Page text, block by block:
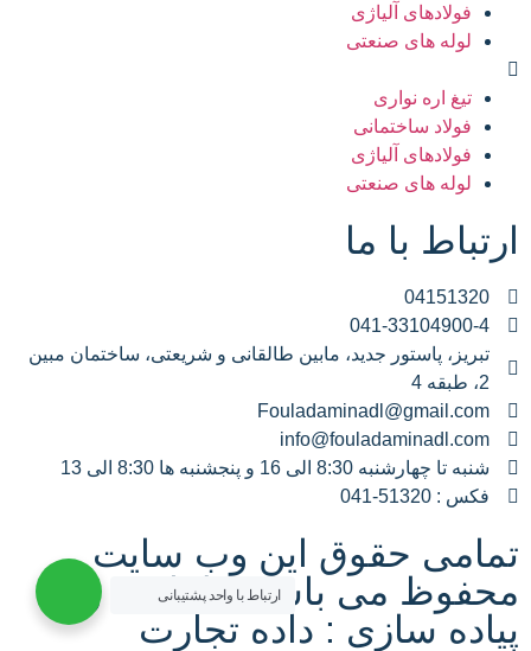
فولادهای آلیاژی
لوله های صنعتی
تیغ اره نواری
فولاد ساختمانی
فولادهای آلیاژی
لوله های صنعتی
ارتباط با ما
04151320
041-33104900-4
تبریز، پاستور جدید، مابین طالقانی و شریعتی، ساختمان مبین
2، طبقه 4
Fouladaminadl@gmail.com
info@fouladaminadl.com
شنبه تا چهارشنبه 8:30 الی 16 و پنجشنبه ها 8:30 الی 13
فکس : 51320-041
تمامی حقوق این وب سایت
محفوظ می باشد. طراحی و
پیاده سازی : داده تجارت
ارتباط با واحد پشتیبانی